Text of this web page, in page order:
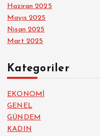
Haziran 2025
Mayıs 2025
Nisan 2025
Mart 2025
Kategoriler
EKONOMİ
GENEL
GÜNDEM
KADIN